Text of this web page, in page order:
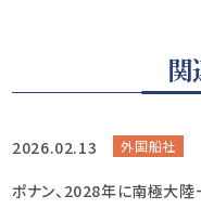
2026.02.13 外国船社
ポナン、2028年に南極大陸